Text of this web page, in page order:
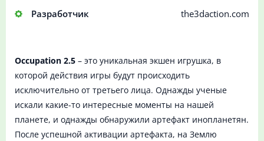
Разработчик
the3daction.com
Occupation 2.5 – это уникальная экшен игрушка, в
которой действия игры будут происходить
исключительно от третьего лица. Однажды ученые
искали какие-то интересные моменты на нашей
планете, и однажды обнаружили артефакт инопланетян.
После успешной активации артефакта, на Землю